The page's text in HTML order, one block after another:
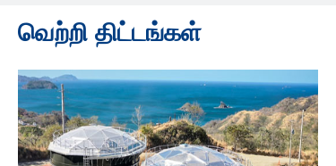
வெற்றி திட்டங்கள்